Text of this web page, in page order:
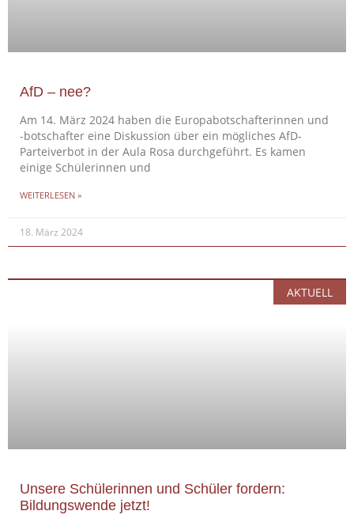
AfD – nee?
Am 14. März 2024 haben die Europabotschafterinnen und
-botschafter eine Diskussion über ein mögliches AfD-
Parteiverbot in der Aula Rosa durchgeführt. Es kamen
einige Schülerinnen und
WEITERLESEN »
18. März 2024
AKTUELL
Unsere Schülerinnen und Schüler fordern:
Bildungswende jetzt!